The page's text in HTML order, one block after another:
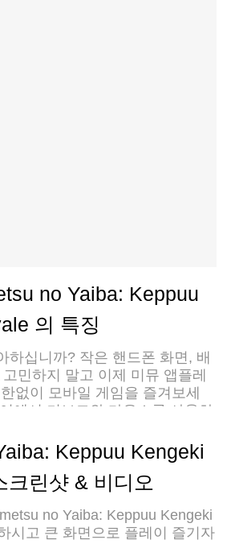
no Yaiba: Keppuu
의 특징
하십니까? 작은 핸드폰 화면, 배
민하지 말고 이제 미뮤 앱플레
없이 모바일 게임을 즐겨보세
에서 키보드와 마우스를 사용하
드 하시고 Kimetsu no Yaiba:
설치하세요. 배터리 걱정,
마음껏 즐길수 있습니다; 미뮤
다!
Keppuu Kengeki
크린샷 & 비디오
no Yaiba: Keppuu Kengeki
시고 큰 화면으로 플레이 즐기자